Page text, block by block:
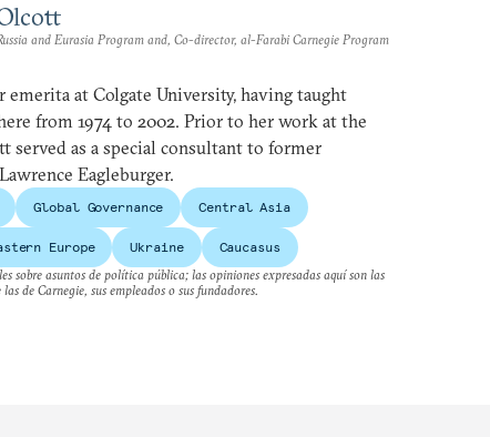
and Eurasia Program and, Co-director, al-Farabi Carnegie Program
emerita at Colgate University, having taught
from 1974 to 2002. Prior to her work at the
served as a special consultant to former
Eagleburger.
Global Governance Central Asia
Europe Ukraine
Caucasus
sobre asuntos de política pública; las opiniones expresadas aquí son las
de Carnegie, sus empleados o sus fundadores.